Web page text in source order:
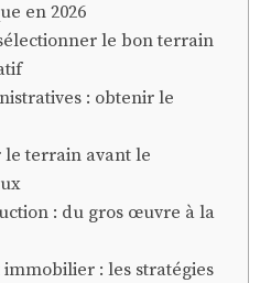
en 2026
le bon terrain
: obtenir le
terrain avant le
: du gros œuvre à la
: les stratégies